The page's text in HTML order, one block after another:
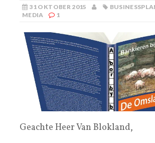
31 OKTOBER 2015
MEDIA
1
Geachte Heer Van Blokland,